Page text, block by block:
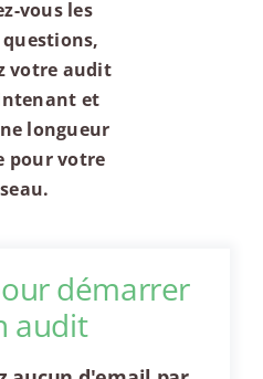
vous les
votre audit
et
longueur
pour votre
démarrer
audit